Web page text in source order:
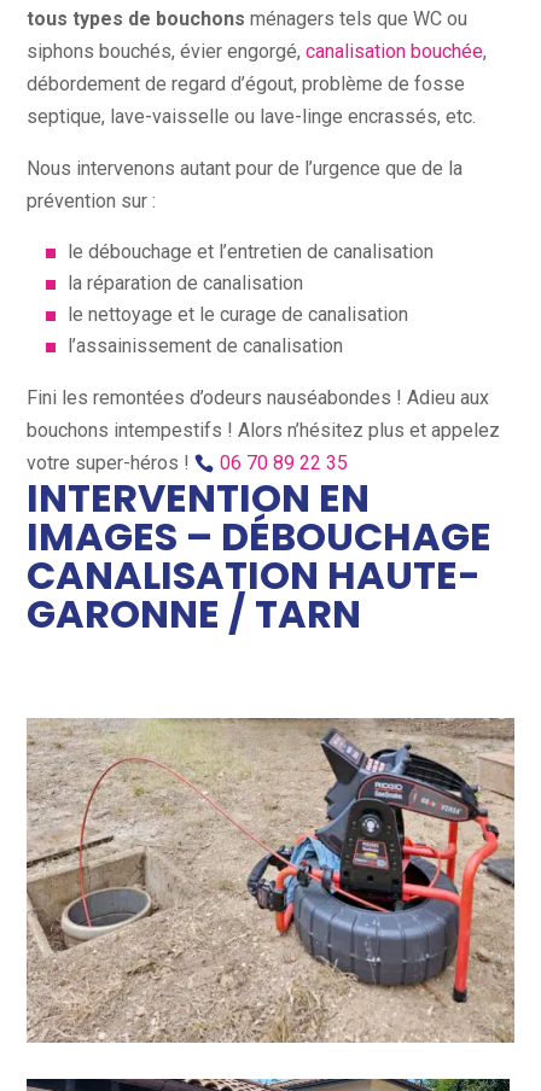
tous types de bouchonsménagers tels que WC ou
siphons bouchés, évier engorgé,canalisation bouchée,
débordement de regard d’égout, problème de fosse
septique, lave-vaisselle ou lave-linge encrassés, etc.
Nous intervenons autant pour de l’urgence que de la
prévention sur :
le débouchage et l’entretien de canalisation
la réparation de canalisation
le nettoyage et le curage de canalisation
l’assainissement de canalisation
Fini les remontées d’odeurs nauséabondes ! Adieu aux
bouchons intempestifs ! Alors n’hésitez plus et appelez
votre super-héros !
06 70 89 22 35
INTERVENTION EN
IMAGES – DÉBOUCHAGE
CANALISATION HAUTE-
GARONNE / TARN